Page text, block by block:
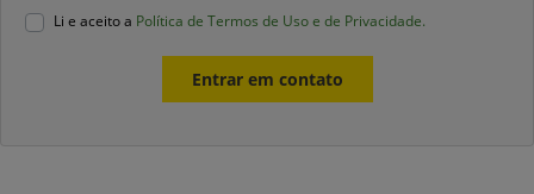
Li e aceito a Política de Termos de Uso e de Privacidade.
Entrar em contato